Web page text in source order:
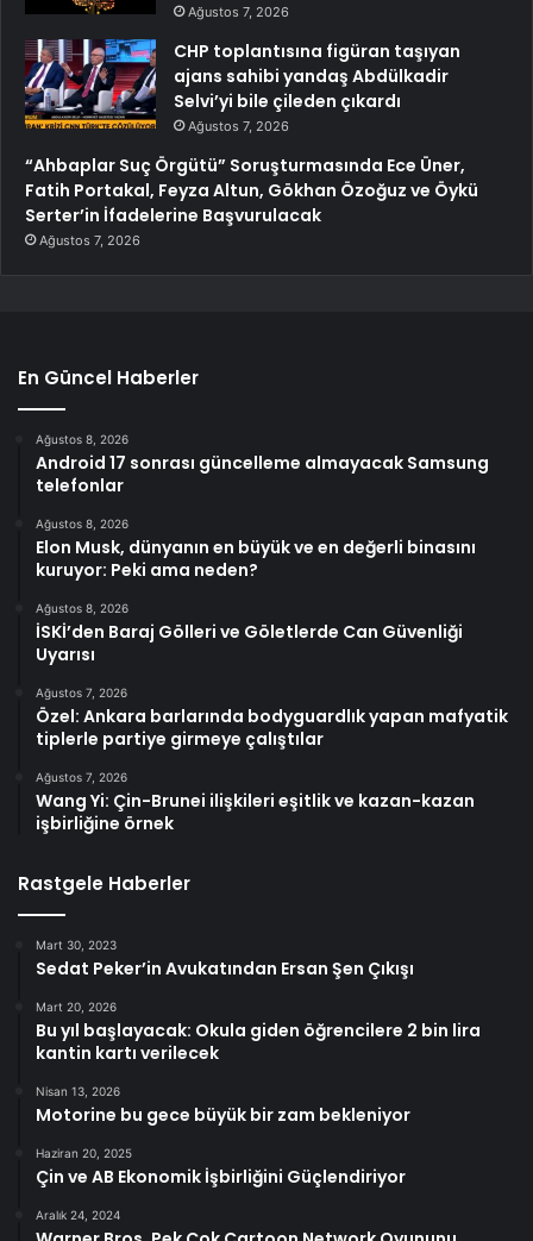
Ağustos 7, 2026
CHP toplantısına figüran taşıyan
ajans sahibi yandaş Abdülkadir
Selvi’yi bile çileden çıkardı
Ağustos 7, 2026
“Ahbaplar Suç Örgütü” Soruşturmasında Ece Üner,
Fatih Portakal, Feyza Altun, Gökhan Özoğuz ve Öykü
Serter’in İfadelerine Başvurulacak
Ağustos 7, 2026
En Güncel Haberler
Ağustos 8, 2026
Android 17 sonrası güncelleme almayacak Samsung
telefonlar
Ağustos 8, 2026
Elon Musk, dünyanın en büyük ve en değerli binasını
kuruyor: Peki ama neden?
Ağustos 8, 2026
İSKİ’den Baraj Gölleri ve Göletlerde Can Güvenliği
Uyarısı
Ağustos 7, 2026
Özel: Ankara barlarında bodyguardlık yapan mafyatik
tiplerle partiye girmeye çalıştılar
Ağustos 7, 2026
Wang Yi: Çin-Brunei ilişkileri eşitlik ve kazan-kazan
işbirliğine örnek
Rastgele Haberler
Mart 30, 2023
Sedat Peker’in Avukatından Ersan Şen Çıkışı
Mart 20, 2026
Bu yıl başlayacak: Okula giden öğrencilere 2 bin lira
kantin kartı verilecek
Nisan 13, 2026
Motorine bu gece büyük bir zam bekleniyor
Haziran 20, 2025
Çin ve AB Ekonomik İşbirliğini Güçlendiriyor
Aralık 24, 2024